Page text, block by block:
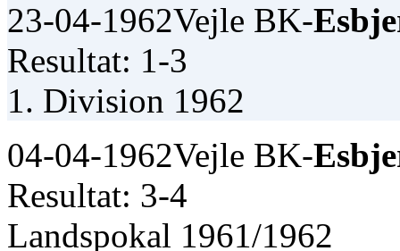
23-04-1962Vejle BK-
Resultat: 1-3
1. Division 1962
04-04-1962Vejle BK-
Resultat: 3-4
Landspokal 1961/1962